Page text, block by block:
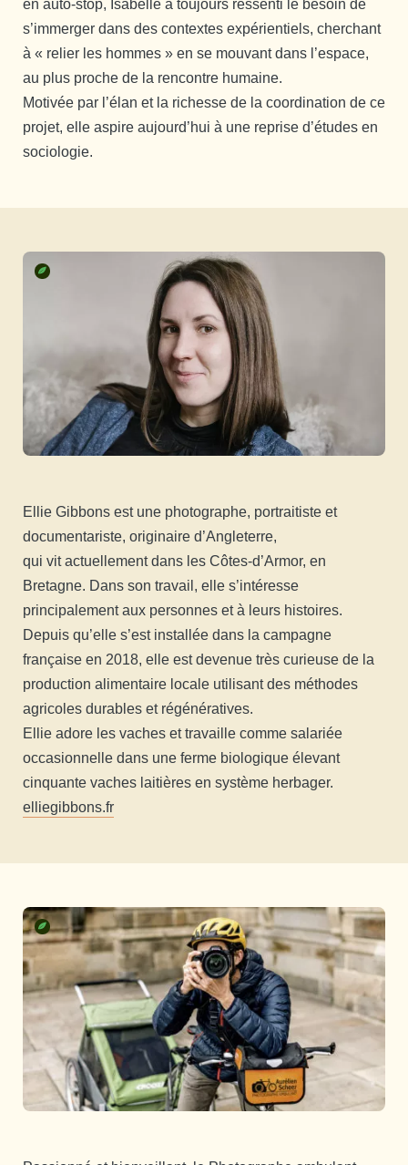
en auto-stop, Isabelle a toujours ressenti le besoin de
s’immerger dans des contextes expérientiels, cherchant
à « relier les hommes » en se mouvant dans l’espace,
au plus proche de la rencontre humaine.
Motivée par l’élan et la richesse de la coordination de ce
projet, elle aspire aujourd’hui à une reprise d’études en
sociologie.
Ellie Gibbons est une photographe, portraitiste et
documentariste, originaire d’Angleterre,
qui vit actuellement dans les Côtes-d’Armor, en
Bretagne. Dans son travail, elle s’intéresse
principalement aux personnes et à leurs histoires.
Depuis qu’elle s’est installée dans la campagne
française en 2018, elle est devenue très curieuse de la
production alimentaire locale utilisant des méthodes
agricoles durables et régénératives.
Ellie adore les vaches et travaille comme salariée
occasionnelle dans une ferme biologique élevant
cinquante vaches laitières en système herbager.
elliegibbons.fr